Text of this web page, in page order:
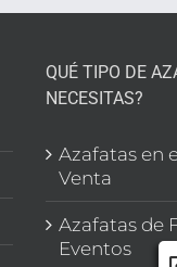
QUÉ TIPO DE
NECESITAS?
Azafatas en
Venta
Azafatas de
Eventos